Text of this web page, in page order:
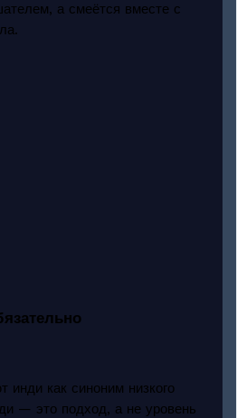
а смеётся вместе с
инди как синоним низкого
— это подход, а не уровень